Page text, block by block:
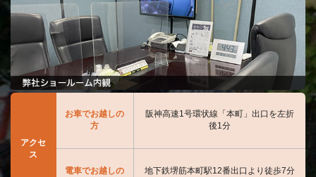
アクセ
ス
お車でお越しの
方
阪神高速1号環状線「本町」出口を左折
後1分
電車でお越しの
地下鉄堺筋本町駅12番出口より徒歩7分